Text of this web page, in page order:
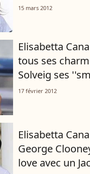
15 mars 2012
Elisabetta
tous ses
Solveig ses
17 février 2012
Elisabetta
George
love avec un